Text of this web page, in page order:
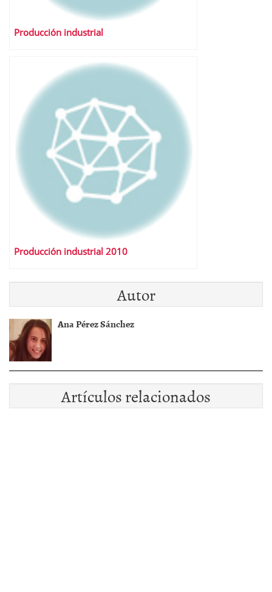
Producción industrial
Producción industrial 2010
Autor
Ana Pérez Sánchez
Artículos relacionados